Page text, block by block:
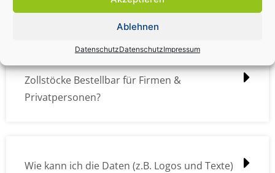
Ablehnen
DatenschutzDatenschutzImpressum
kostet das was?
Zollstöcke Bestellbar für Firmen &
Privatpersonen?
Wie kann ich die Daten (z.B. Logos und Texte)